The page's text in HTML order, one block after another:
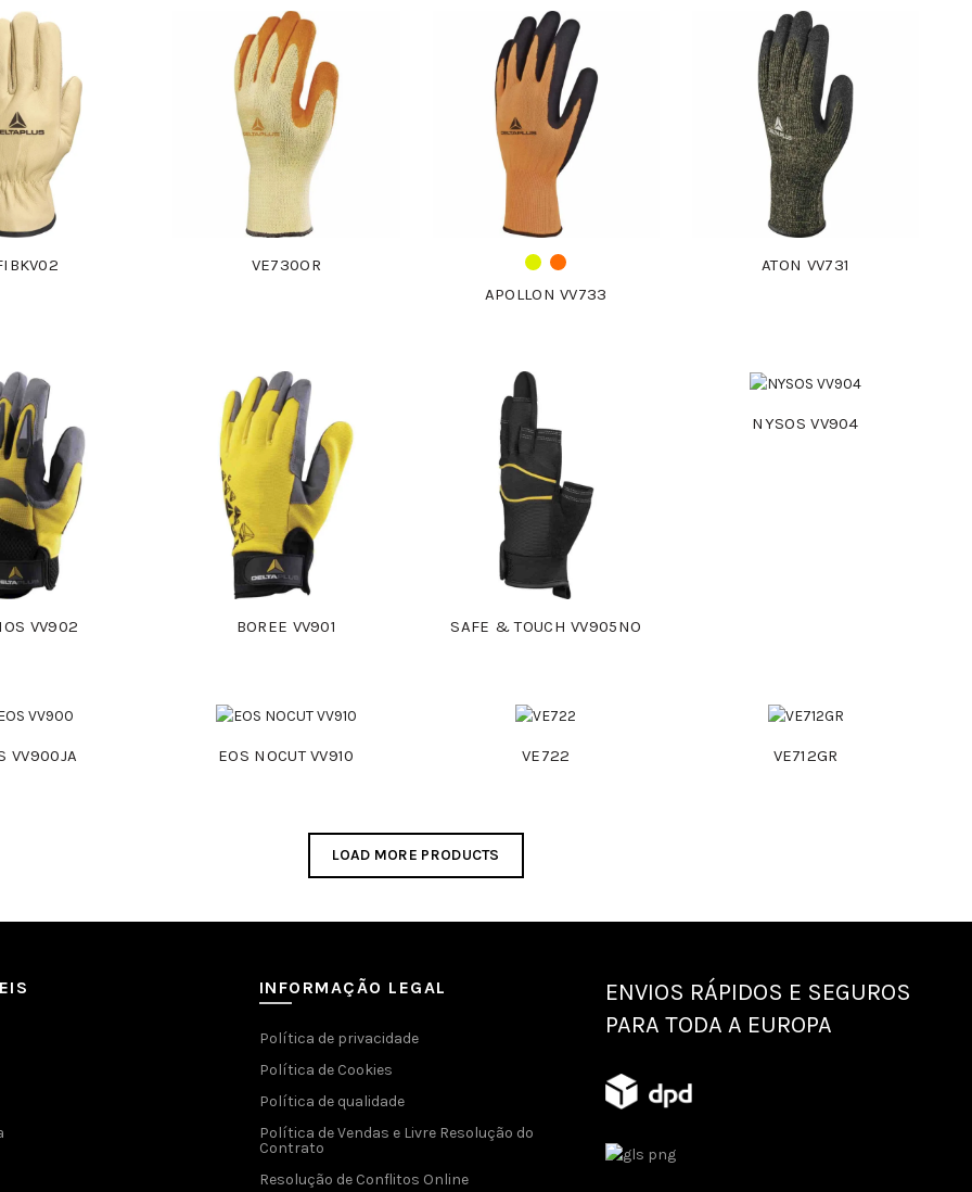
VE730OR
APOLLON VV733
ATON VV731
VV902 BOREE VV901 SAFE & TOUCH VV905NO
NYSOS VV904
VV900JA EOS NOCUT VV910 VE722 VE712GR
LOAD MORE PRODUCTS
INFORMAÇÃO LEGAL
Política de privacidade
Política de Cookies
Política de qualidade
Política de Vendas e Livre Resolução do
Contrato
Resolução de Conflitos Online
ENVIOS RÁPIDOS E SEGUROS
PARA TODA A EUROPA